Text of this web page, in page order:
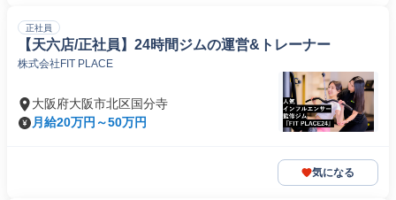
正社員
【天六店/正社員】24時間ジムの運営&トレーナー
株式会社FIT PLACE
大阪府大阪市北区国分寺
月給20万円～50万円
気になる